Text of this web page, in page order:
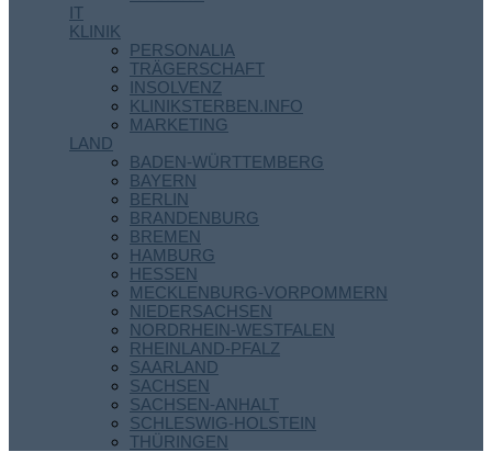
IT
KLINIK
PERSONALIA
TRÄGERSCHAFT
INSOLVENZ
KLINIKSTERBEN.INFO
MARKETING
LAND
BADEN-WÜRTTEMBERG
BAYERN
BERLIN
BRANDENBURG
BREMEN
HAMBURG
HESSEN
MECKLENBURG-VORPOMMERN
NIEDERSACHSEN
NORDRHEIN-WESTFALEN
RHEINLAND-PFALZ
SAARLAND
SACHSEN
SACHSEN-ANHALT
SCHLESWIG-HOLSTEIN
THÜRINGEN